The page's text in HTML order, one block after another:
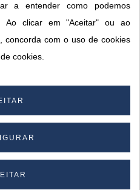
a entender como podemos
Ao clicar em "Aceitar" ou ao
concorda com o uso de cookies
cookies.